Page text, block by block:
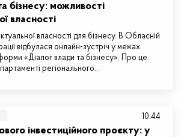
бізнесу: можливості
власності
власності для бізнесу. В Обласній
відбулася онлайн-зустріч у межах
«Діалог влади та бізнесу». Про це
регіонального…
інвестиційного проєкту: у
10:44